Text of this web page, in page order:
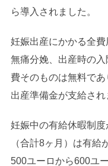
ら導入されました。
妊娠出産にかかる全費
無痛分娩、出産時の
費そのものは無料で
出産準備金が支給され
妊娠中の有給休暇制
（合計8ヶ月）は有給
500ユーロから600ユ